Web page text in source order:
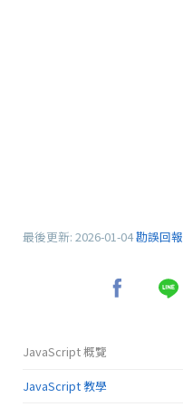
最後更新: 2026-01-04勘誤回報
JavaScript 概覽
JavaScript 教學